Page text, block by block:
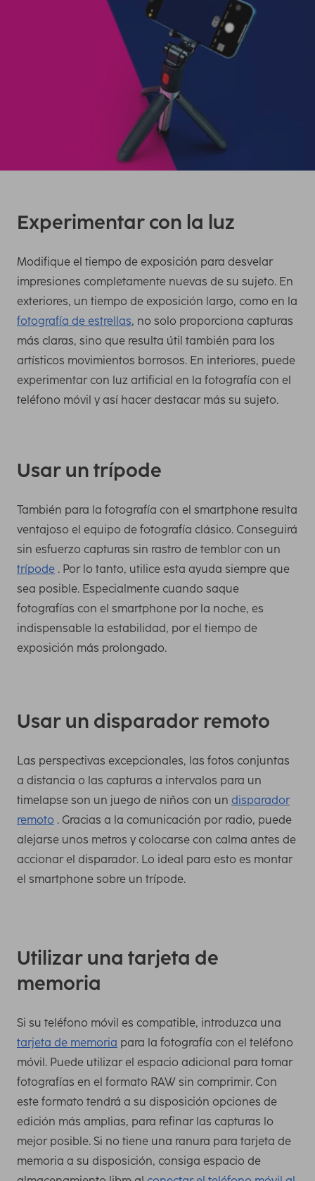
Experimentar con la luz
Modifique el tiempo de exposición para desvelar
impresiones completamente nuevas de su sujeto. En
exteriores, un tiempo de exposición largo, como en la
fotografía de estrellas, no solo proporciona capturas
más claras, sino que resulta útil también para los
artísticos movimientos borrosos. En interiores, puede
experimentar con luz artificial en la fotografía con el
teléfono móvil y así hacer destacar más su sujeto.
Usar un trípode
También para la fotografía con el smartphone resulta
ventajoso el equipo de fotografía clásico. Conseguirá
sin esfuerzo capturas sin rastro de temblor con un
trípode . Por lo tanto, utilice esta ayuda siempre que
sea posible. Especialmente cuando saque
fotografías con el smartphone por la noche, es
indispensable la estabilidad, por el tiempo de
exposición más prolongado.
Usar un disparador remoto
Las perspectivas excepcionales, las fotos conjuntas
a distancia o las capturas a intervalos para un
timelapse son un juego de niños con un disparador
remoto . Gracias a la comunicación por radio, puede
alejarse unos metros y colocarse con calma antes de
accionar el disparador. Lo ideal para esto es montar
el smartphone sobre un trípode.
Utilizar una tarjeta de
memoria
Si su teléfono móvil es compatible, introduzca una
tarjeta de memoria para la fotografía con el teléfono
móvil. Puede utilizar el espacio adicional para tomar
fotografías en el formato RAW sin comprimir. Con
este formato tendrá a su disposición opciones de
edición más amplias, para refinar las capturas lo
mejor posible. Si no tiene una ranura para tarjeta de
memoria a su disposición, consiga espacio de